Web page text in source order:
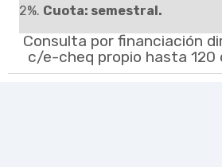
2%. Cuota: semestral.
Consulta por financiación
c/e-cheq propio hasta 120